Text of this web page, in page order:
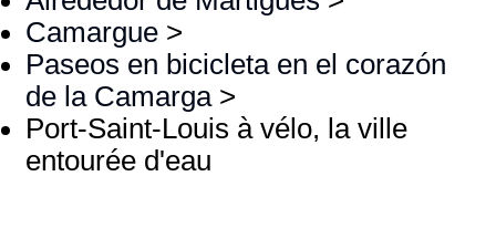
Camargue >
Paseos en bicicleta en el corazón
de la Camarga >
Port-Saint-Louis à vélo, la ville
entourée d'eau